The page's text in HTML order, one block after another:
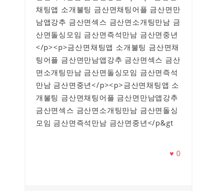
채팅앱 소개불팅 금산면채팅어플 금산면만
남앱강추 금산면섹스 금산면소개팅만남 금
산면돌싱모임 금산면즉석만남 금산면중년
</p><p>금산면채팅앱 소개불팅 금산면채
팅어플 금산면만남앱강추 금산면섹스 금산
면소개팅만남 금산면돌싱모임 금산면즉석
만남 금산면중년</p><p>금산면채팅앱 소
개불팅 금산면채팅어플 금산면만남앱강추
금산면섹스 금산면소개팅만남 금산면돌싱
모임 금산면즉석만남 금산면중년</p&gt
♥0